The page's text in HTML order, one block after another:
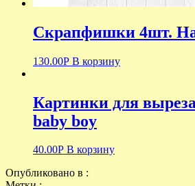
Скрапфишки 4шт.
130.00Р В корзину
Картинки для
baby boy
40.00Р В корзину
Опубликовано в :